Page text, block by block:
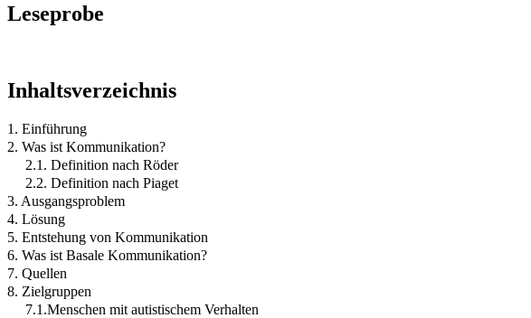
Leseprobe
Inhaltsverzeichnis
1. Einführung
2. Was ist Kommunikation?
2.1. Definition nach Röder
2.2. Definition nach Piaget
3. Ausgangsproblem
4. Lösung
5. Entstehung von Kommunikation
6. Was ist Basale Kommunikation?
7. Quellen
8. Zielgruppen
7.1.Menschen mit autistischem Verhalten